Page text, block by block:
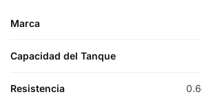
Marca
Capacidad del Tanque
Resistencia